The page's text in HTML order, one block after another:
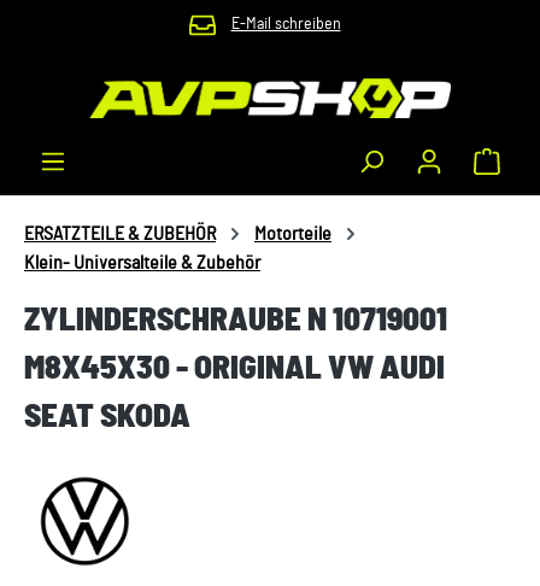
Zum Hauptinhalt springen E-Mail schreiben
ERSATZTEILE & ZUBEHÖR
Motorteile
Klein- Universalteile & Zubehör
ZYLINDERSCHRAUBE N 10719001
M8X45X30 - ORIGINAL VW AUDI
SEAT SKODA